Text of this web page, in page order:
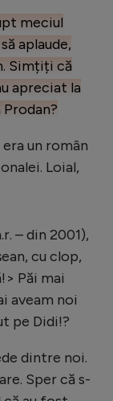
meciul
aplaude,
Simțiți că
apreciat la
un român
Loial,
– din 2001),
cu clop,
Păi mai
aveam noi
pe Didi!?
dintre noi.
Sper că s-